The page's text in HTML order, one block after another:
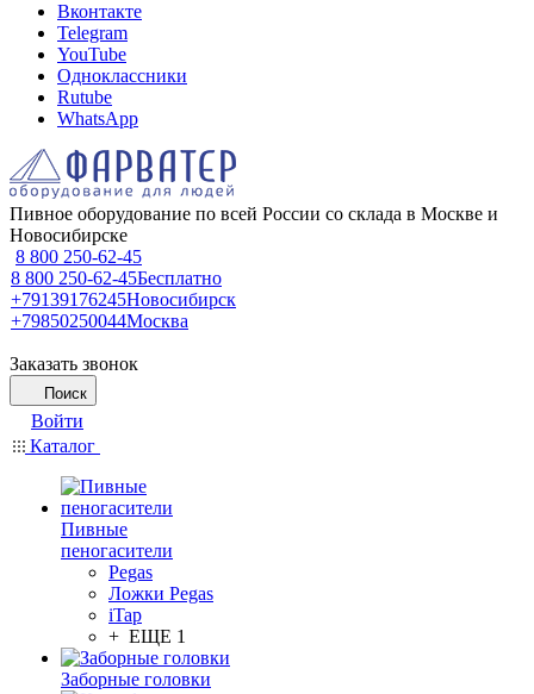
Вконтакте
Telegram
YouTube
Одноклассники
Rutube
WhatsApp
Пивное оборудование по всей России со склада в Москве и
Новосибирске
8 800 250-62-45
8 800 250-62-45Бесплатно
+79139176245Новосибирск
+79850250044Москва
Заказать звонок
Поиск
Войти
Каталог
Пивные
пеногасители
Pegas
Ложки Pegas
iTap
+ ЕЩЕ 1
Заборные головки